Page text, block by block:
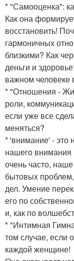
* "Самооценка":
Как она
восстановить!
гармоничных
близкими? Как
деньги и
важном человеке
* "Отношения -
роли,
если уже все
меняться?
* 'внимание' - это
нашего внимания
очень часто,
бытовых
дел. Умение
его по
и, как по
* "Интимная
том случае, если
каждой женщине!